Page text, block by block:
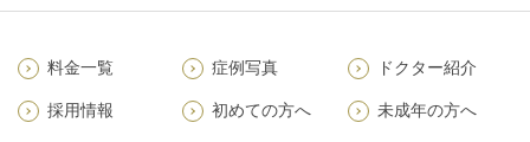
料金一覧 症例写真 ドクター紹介
採用情報 初めての方へ 未成年の方へ